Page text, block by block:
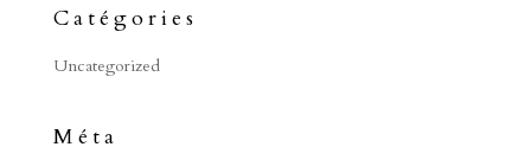
Catégories
Uncategorized
Méta